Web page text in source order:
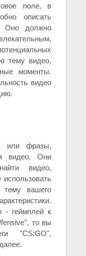
поле, в
описать
Оно должно
тему видео,
моменты.
видео
или фразы,
видео. Они
видео,
тему вашего
- геймплей к
то вы
"CS:GO",